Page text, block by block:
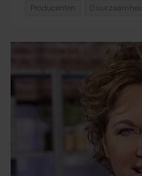
Producenten Duurzaamheid